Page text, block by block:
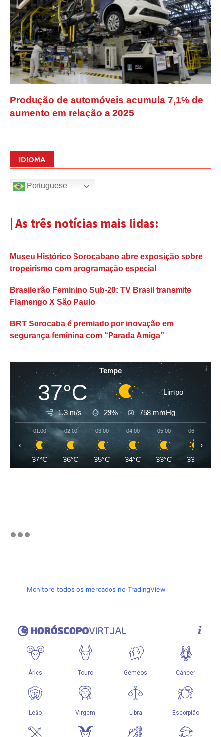
Produção de automóveis acumula 7,1% de
aumento em relação a 2025
IDIOMA
Portuguese
| As três notícias mais lidas:
Museu Histórico Sorocabano abre exposição sobre
tropeirismo com programação especial
Brasileirão Feminino Sub-20: TV Brasil transmite
Flamengo X São Paulo
BRT Sorocaba é premiado por inovação em
segurança feminina com “Parada Amiga”
Tempe
37°C Limpo
1.3 m/s 29% 758 mmHg
01:00
37°C
02:00
36°C
03:00
35°C
04:00
34°C
05:00
33°C
06:00
33°C
‹ ›
Monitore todos os mercados no TradingView